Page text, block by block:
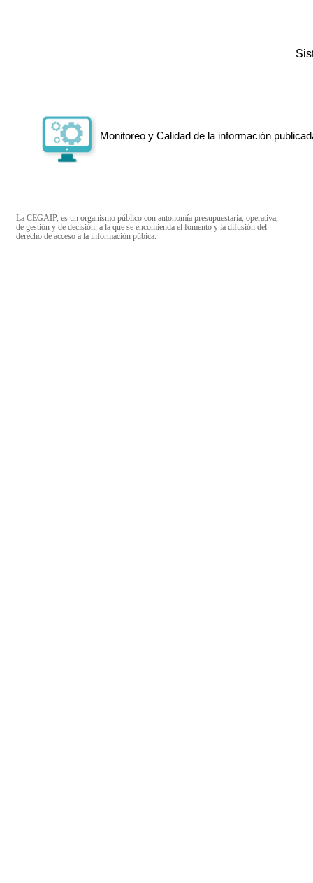
Monitoreo y Calidad de la información
La CEGAIP, es un organismo público con autonomía presupuestaria, operativa,
de gestión y de decisión, a la que se encomienda el fomento y la difusión del
derecho de acceso a la información púbica.